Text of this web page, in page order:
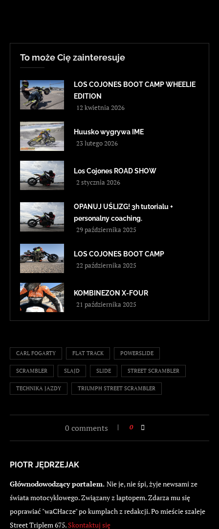
To może Cię zainteresuje
LOS COJONES BOOT CAMP WHEELIE
EDITION
12 kwietnia 2026
Huusko wygrywa IME
23 lutego 2026
Los Cojones ROAD SHOW
2 stycznia 2026
OPANUJ UŚLIZG! 3h tutorialu +
personalny coaching.
29 października 2025
LOS COJONES BOOT CAMP
22 października 2025
KOMBINEZON X-FOUR
21 października 2025
CARL FOGARTY FLAT TRACK POWERSLIDE
SCRAMBLER SLAJD SLIDE STREET SCRAMBLER
TECHNIKA JAZDY TRIUMPH STREET SCRAMBLER
0 comments 0
PIOTR JĘDRZEJAK
Głównodowodzący portalem. Nie je, nie śpi, żyje newsami ze
świata motocyklowego. Związany z laptopem. Zdarza mu się
poprawiać "waCHacze" po kumplach z redakcji. Po mieście szaleje
Street Triplem 675. Skontaktuj się